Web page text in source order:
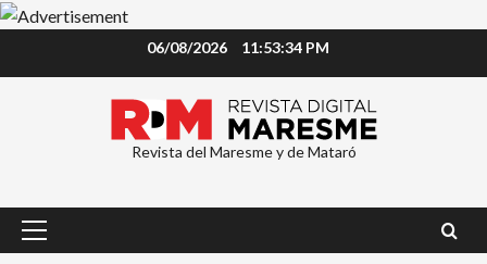
06/08/2026 11:53:35 PM
Revista del Maresme y de Mataró
Menú